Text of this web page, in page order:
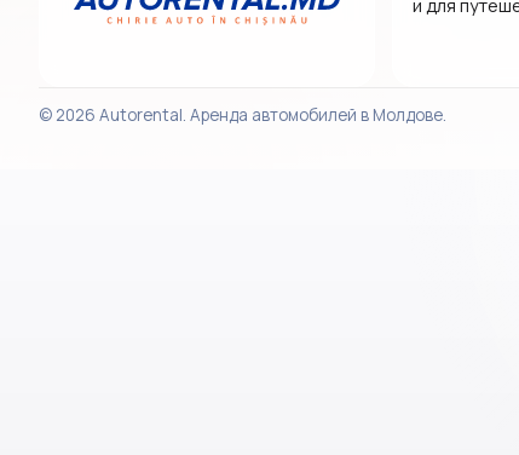
и для
© 2026 Autorental. Аренда автомобилей в Молдове.